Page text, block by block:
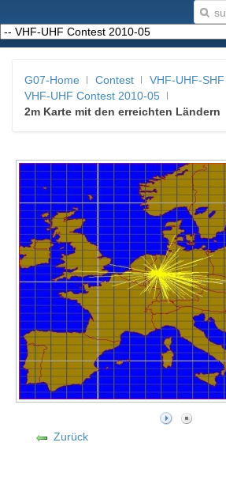
G07-Home Contest
VHF-UHF-
VHF-UHF Contest 2010-05
2m Karte mit den erreichten Ländern
Zurück